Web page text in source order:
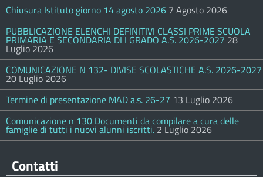
Chiusura Istituto giorno 14 agosto 2026 7 Agosto 2026
PUBBLICAZIONE ELENCHI DEFINITIVI CLASSI PRIME SCUOLA
PRIMARIA E SECONDARIA DI I GRADO A.S. 2026-2027 28
Luglio 2026
COMUNICAZIONE N 132- DIVISE SCOLASTICHE A.S. 2026-2027
20 Luglio 2026
Termine di presentazione MAD a.s. 26-27 13 Luglio 2026
Comunicazione n 130 Documenti da compilare a cura delle
famiglie di tutti i nuovi alunni iscritti. 2 Luglio 2026
Contatti